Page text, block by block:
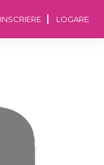
INSCRIERE LOGARE